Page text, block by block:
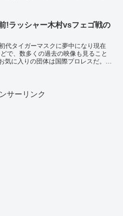
!ラッシャー木村vsフェゴ戦の
代タイガーマスクに夢中になり現在
気に入りの団体は国際プロレスだ。
サーリンク